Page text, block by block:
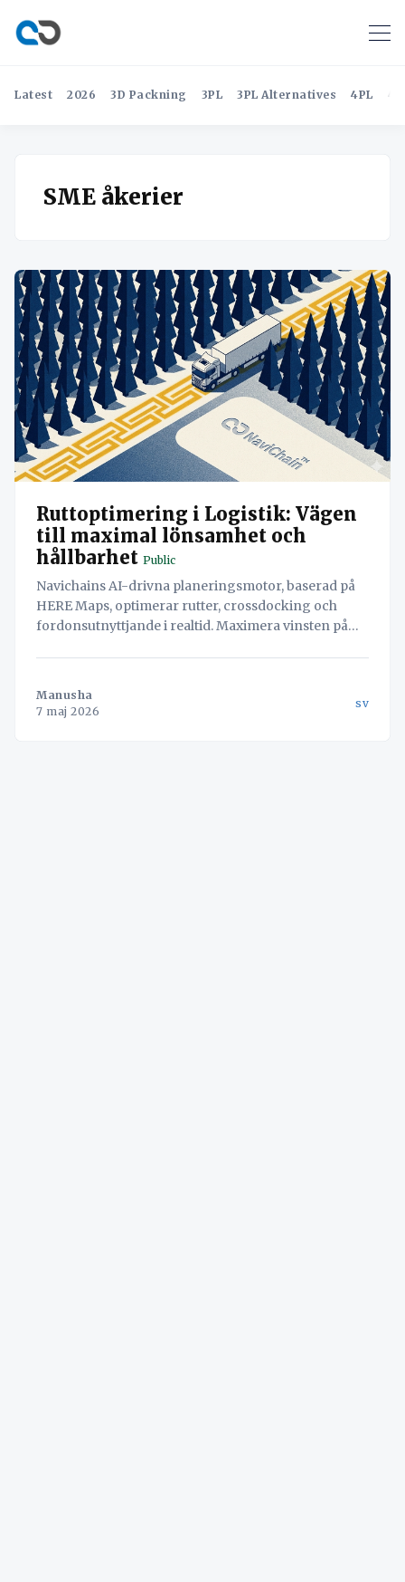
Latest 2026 3D Packning 3PL 3PL Alternatives 4PL
SME åkerier
Ruttoptimering i Logistik: Vägen
till maximal lönsamhet och
hållbarhet Public
Navichains AI-drivna planeringsmotor, baserad på
HERE Maps, optimerar rutter, crossdocking och
fordonsutnyttjande i realtid. Maximera vinsten på
Manusha
7 maj 2026
sv